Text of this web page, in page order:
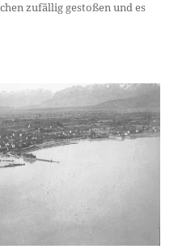
zufällig gestoßen und es